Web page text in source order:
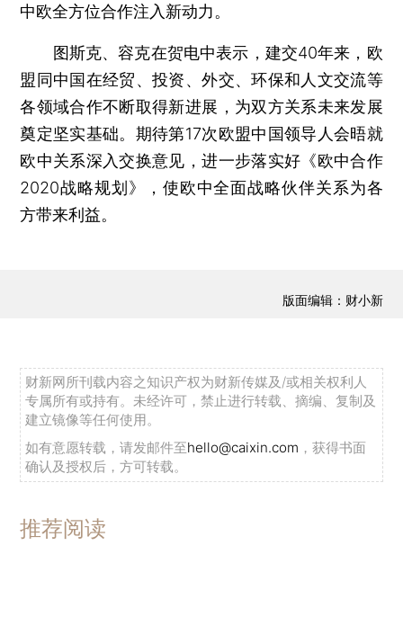
中欧全方位合作注入新动力。
图斯克、容克在贺电中表示，建交40年来，欧
盟同中国在经贸、投资、外交、环保和人文交流等
各领域合作不断取得新进展，为双方关系未来发展
奠定坚实基础。期待第17次欧盟中国领导人会晤就
欧中关系深入交换意见，进一步落实好《欧中合作
2020战略规划》，使欧中全面战略伙伴关系为各
方带来利益。
版面编辑：财小新
财新网所刊载内容之知识产权为财新传媒及/或相关权利人
专属所有或持有。未经许可，禁止进行转载、摘编、复制及
建立镜像等任何使用。
如有意愿转载，请发邮件至hello@caixin.com ，获得书面
确认及授权后，方可转载。
推荐阅读